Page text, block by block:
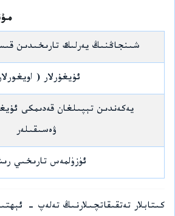
شىنجاڭنىڭ يەرلىك تارىخىدىن
ئۇيغۇرلار (
يەكەندىن تېپىلغان قەدىمكى
ۋەسىقىلەر
ئۈزۈلمەس تارىخىي
كىتابلار تەتقىقاتچىلارنىڭ تەلەپ -